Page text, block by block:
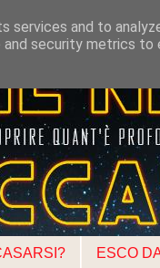
ESCO
and to
security metrics